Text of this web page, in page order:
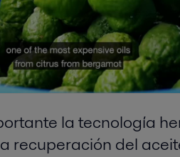
la tecnología
recuperación del